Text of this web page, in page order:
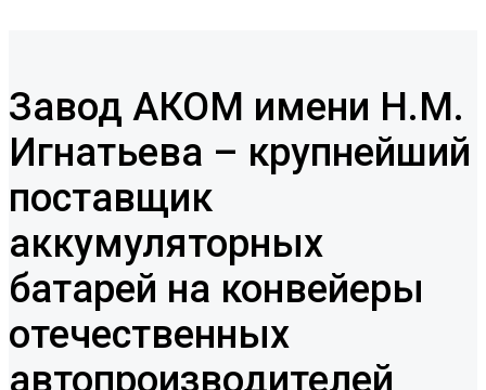
Завод АКОМ имени Н.М.
Игнатьева – крупнейший
поставщик
аккумуляторных
батарей на конвейеры
отечественных
автопроизводителей